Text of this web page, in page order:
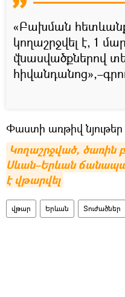
«Բախման
կողաշրջվել է, 1
վնասվածքներով
Փաստի առթիվ
Կողաշրջված, ծառին
Սևան–Երևան
է վթարվել
վթար Երևան Տուժածներ